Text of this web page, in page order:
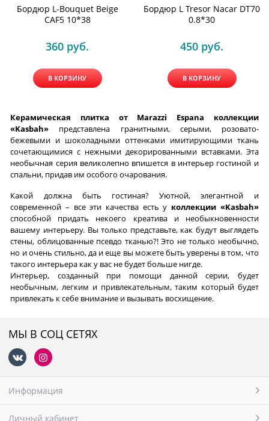
Бордюр L-Bouquet Beige
CAF5 10*38
360 руб.
В КОРЗИНУ
Бордюр L Tresor Nacar DT70
0.8*30
450 руб.
В КОРЗИНУ
Керамическая плитка от Marazzi Espana коллекции
«Kasbah» представлена гранитными, серыми, розовато-
бежевыми и шоколадными оттенками имитирующими ткань
сочетающимися с нежными декорированными вставками. Эта
необычная серия великолепно впишется в интерьер гостиной и
спальни, придав им особого очарования.
Какой должна быть гостиная? Уютной, элегантной и
современной – все эти качества есть у коллекции «Kasbah»
способной придать некоего креатива и необыкновенности
вашему интерьеру. Вы только представьте, как будут выглядеть
стены, облицованные псевдо тканью?! Это не только необычно,
но и очень стильно, да и еще вы можете быть уверены в том, что
такого интерьера как у вас не будет больше нигде.
Интерьер, созданный при помощи данной серии, будет
необычным, легким и привлекательным, таким который будет
привлекать к себе внимание и вызывать восхищение.
МЫ В СОЦ СЕТЯХ
Информация
Личный кабинет